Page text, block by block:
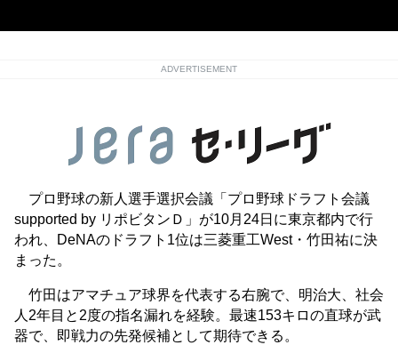
ADVERTISEMENT
プロ野球の新人選手選択会議「プロ野球ドラフト会議
supported by リポビタンＤ」が10月24日に東京都内で行
われ、DeNAのドラフト1位は三菱重工West・竹田祐に決
まった。
竹田はアマチュア球界を代表する右腕で、明治大、社会
人2年目と2度の指名漏れを経験。最速153キロの直球が武
器で、即戦力の先発候補として期待できる。